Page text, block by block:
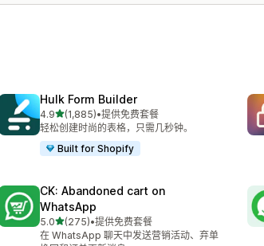
Hulk Form Builder
4.9星（满分 5 星）
(1,885)
总共 1885 条评论
•提供免费套餐
轻松创建时尚的表格，只需几秒钟。
Built for Shopify
CK: Abandoned cart on
WhatsApp
5.0星（满分 5 星）
(275)
总共 275 条评论
•提供免费套餐
在 WhatsApp 聊天中发送营销活动、弃单